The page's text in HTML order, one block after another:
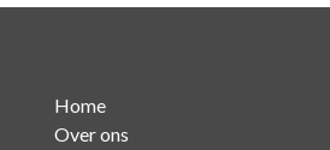
Home
Over ons